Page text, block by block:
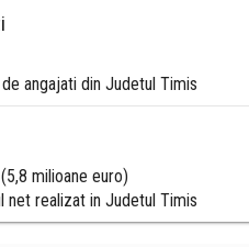
angajati din Judetul Timis
milioane euro)
net realizat in Judetul Timis